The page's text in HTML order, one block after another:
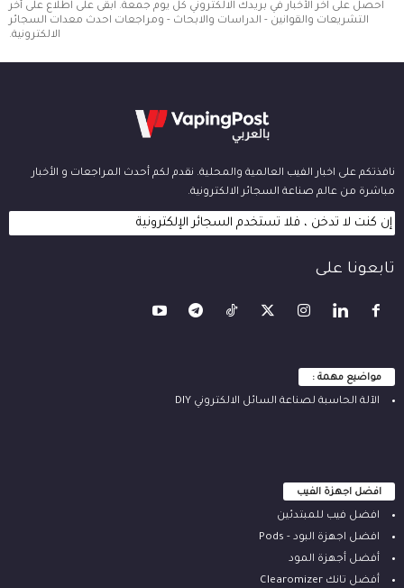
احصل على آخر الأخبار في بريدك الالكتروني كل يوم جمعة. ابقى على اطلاع على أخر
التشريعات والقوانين - الدراسات والابحاث - ومراجعات احدث معدات السجائر
الالكترونية.
نافذتكم على اخبار الفيب العالمية والمحلية. نقدم لكم أحدث المراجعات و الأخبار
مباشرة من عالم صناعة السجائر الالكترونية.
إن كنت لا تدخن ، فلا تستخدم السجائر الإلكترونية
تابعونا على
مواضيع مهمة :
الآلة ‫الحاسبة لصناعة السائل الالكتروني‬ DIY
افضل اجهزة الفيب
افضل فيب للمبتدئين
افضل اجهزة البود - Pods
أفضل أجهزة المود
أفضل تانك Clearomizer